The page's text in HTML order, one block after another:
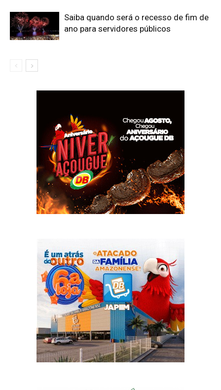
Saiba quando será o recesso de fim de
ano para servidores públicos